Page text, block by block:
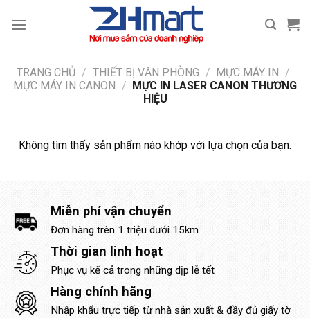
qua
TRANG CHỦ / THIẾT BỊ VĂN PHÒNG / MỰC MÁY IN /
MỰC MÁY IN CANON / MỰC IN LASER CANON THƯƠNG
HIỆU
Không tìm thấy sản phẩm nào khớp với lựa chọn của bạn.
Miễn phí vận chuyển
Đơn hàng trên 1 triệu dưới 15km
Thời gian linh hoạt
Phục vụ kể cả trong những dịp lễ tết
Hàng chính hãng
Nhập khẩu trực tiếp từ nhà sản xuất & đầy đủ giấy tờ